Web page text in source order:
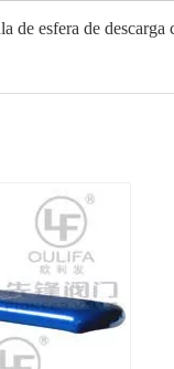
de esfera de descarga